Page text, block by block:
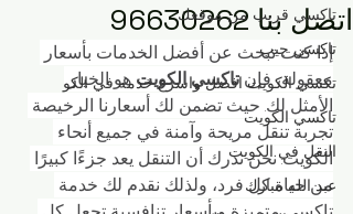
تاكسي قريب من موقعك
تاكسي جيب
تكسي الكويت افضل واسرع خدمه في الكو
تاكسي الكويت
النقل في الكويت
عبد الله مبارك
اتصل بنا 96630262
إذا كنت تبحث عن أفضل الخدمات بأسعار
معقولة، فإن تاكسي الكويت هو الخيار
الأمثل لك. حيث تضمن لك أسعارنا الرخيصة
تجربة تنقل مريحة وآمنة في جميع أنحاء
الكويت. نحن ندرك أن التنقل يعد جزءًا كبيرًا
من حياة كل فرد، ولذلك نقدم لك خدمة